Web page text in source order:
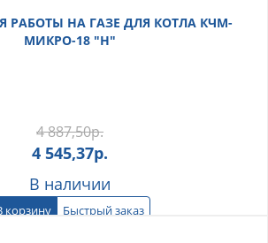
РАБОТЫ НА ГАЗЕ ДЛЯ КОТЛА КЧМ-
МИКРО-18 "Н"
4 887,50р.
4 545,37р.
В наличии
корзину Быстрый заказ